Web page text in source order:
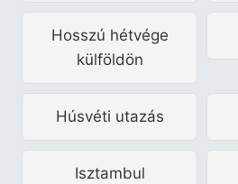
Hosszú hétvége
külföldön
Húsvéti utazás
Isztambul